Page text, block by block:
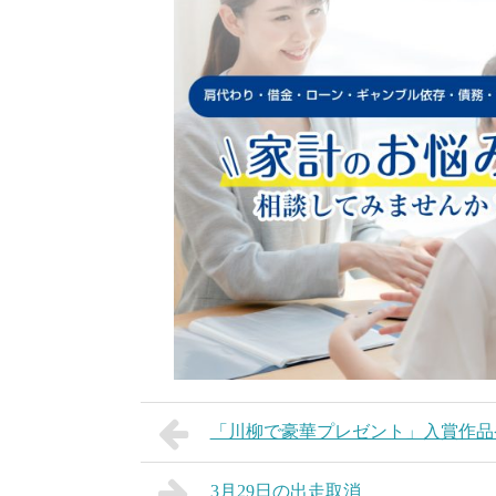
「川柳で豪華プレゼント」入賞作
3月29日の出走取消